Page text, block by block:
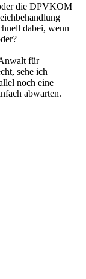
die DPVKOM
dabei, wenn
für
sehe ich
noch eine
abwarten.